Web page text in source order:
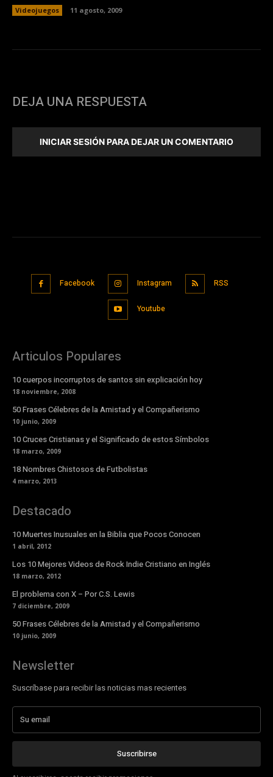
Videojuegos 11 agosto, 2009
DEJA UNA RESPUESTA
INICIAR SESIÓN PARA DEJAR UN COMENTARIO
Facebook Instagram RSS
Youtube
Articulos Populares
10 cuerpos incorruptos de santos sin explicación hoy
18 noviembre, 2008
50 Frases Célebres de la Amistad y el Compañerismo
10 junio, 2009
10 Cruces Cristianas y el Significado de estos Símbolos
18 marzo, 2009
18 Nombres Chistosos de Futbolistas
4 marzo, 2013
Destacado
10 Muertes Inusuales en la Biblia que Pocos Conocen
1 abril, 2012
Los 10 Mejores Videos de Rock Indie Cristiano en Inglés
18 marzo, 2012
El problema con X – Por C.S. Lewis
7 diciembre, 2009
50 Frases Célebres de la Amistad y el Compañerismo
10 junio, 2009
Newsletter
Suscríbase para recibir las noticias mas recientes
Suscribirse